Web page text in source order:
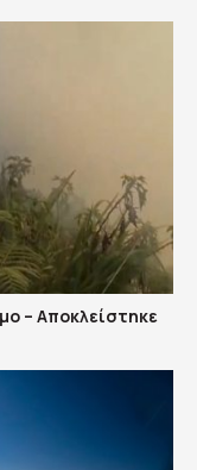
– Αποκλείστηκε